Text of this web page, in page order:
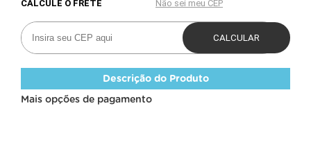
Descrição do Produto
Mais opções de pagamento